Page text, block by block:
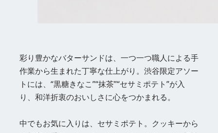
彩り豊かなバターサンドは、一つ一つ職人による手
作業から生まれた丁寧な仕上がり。渋谷限定アソー
トには、“黒糖きなこ”“抹茶”“セサミポテト”が入
り、和洋折衷のおいしさに心をつかまれる。
中でもお気に入りは、セサミポテト。クッキーから